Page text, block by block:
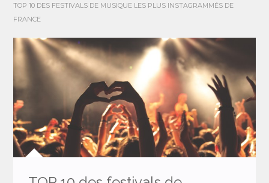
TOP 10 DES FESTIVALS DE MUSIQUE LES PLUS INSTAGRAMMÉS DE
FRANCE